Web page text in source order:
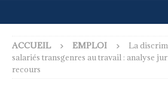
ACCUEIL EMPLOI
La
salariés transgenres au travail : analyse
recours